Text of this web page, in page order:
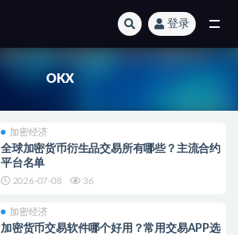
登录
OKX
加密经济
全球加密货币衍生品交易所有哪些？主流合约
平台名单
2026-07-08 36
加密经济
加密货币交易软件哪个好用？常用交易APP选